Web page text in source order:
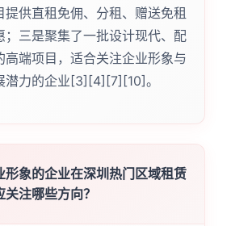
提供直租免佣、分租、赠送免租
；三是聚集了一批设计现代、配
高端项目，适合关注企业形象与
潜力的企业[3][4][7][10]。
形象的企业在深圳热门区域租赁
关注哪些方向？